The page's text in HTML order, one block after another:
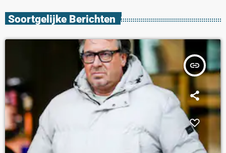
Soortgelijke Berichten
insert_link